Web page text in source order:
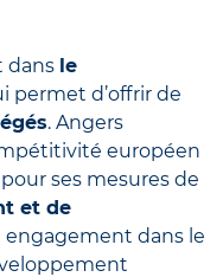
dans le
permet d’offrir de
. Angers
européen
ses mesures de
et de
engagement dans le